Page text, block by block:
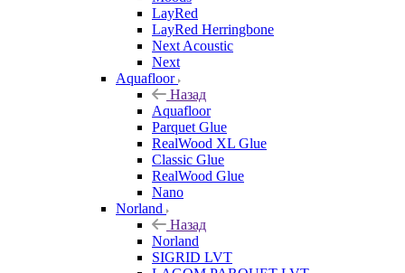
LayRed
LayRed Herringbone
Next Acoustic
Next
Aquafloor
Назад
Aquafloor
Parquet Glue
RealWood XL Glue
Classic Glue
RealWood Glue
Nano
Norland
Назад
Norland
SIGRID LVT